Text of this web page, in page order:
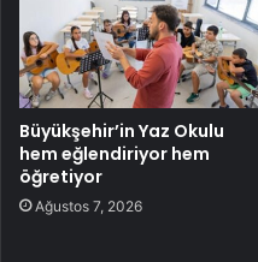
Büyükşehir’in Yaz Okulu
hem eğlendiriyor hem
öğretiyor
Ağustos 7, 2026